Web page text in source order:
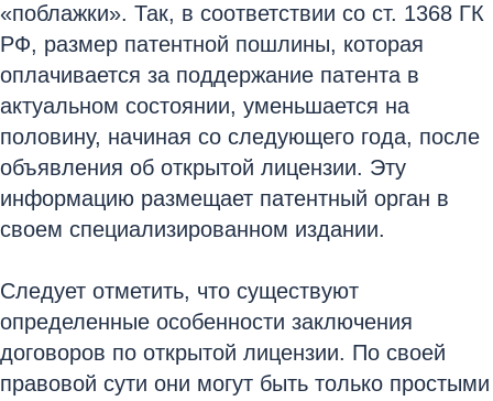
«поблажки». Так, в соответствии со ст. 1368 ГК
РФ, размер патентной пошлины, которая
оплачивается за поддержание патента в
актуальном состоянии, уменьшается на
половину, начиная со следующего года, после
объявления об открытой лицензии. Эту
информацию размещает патентный орган в
своем специализированном издании.
Следует отметить, что существуют
определенные особенности заключения
договоров по открытой лицензии. По своей
правовой сути они могут быть только простыми